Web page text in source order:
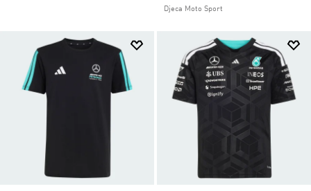
Djeca Moto Sport